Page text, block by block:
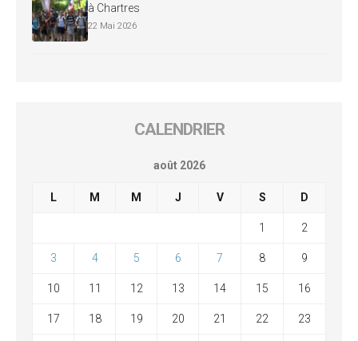
à Chartres
22 Mai 2026
CALENDRIER
août 2026
L M M J V S D
1 2
3 4 5 6 7 8 9
10 11 12 13 14 15 16
17 18 19 20 21 22 23